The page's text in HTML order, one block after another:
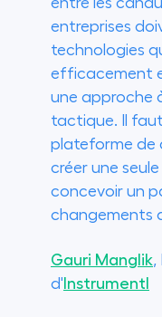
entreprises
technologies
efficacement
une approche
tactique. Il
plateforme de
créer une
concevoir un
changements
Gauri Manglik,
d' Instrumentl